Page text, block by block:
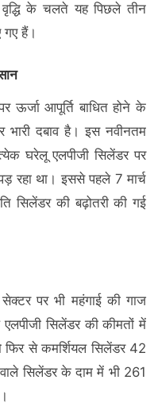
वृद्धि के चलते यह पिछले तीन
गए हैं।
ऊर्जा आपूर्ति बाधित होने के
भारी दबाव है। इस नवीनतम
घरेलू एलपीजी सिलेंडर पर
रहा था। इससे पहले 7 मार्च
सिलेंडर की बढ़ोतरी की गई
पर भी महंगाई की गाज
सिलेंडर की कीमतों में
फिर से कमर्शियल सिलेंडर 42
सिलेंडर के दाम में भी 261